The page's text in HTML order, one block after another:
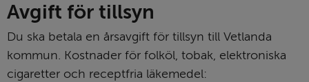
Avgift för tillsyn
Du ska betala en årsavgift för tillsyn till Vetlanda
kommun. Kostnader för folköl, tobak, elektroniska
cigaretter och receptfria läkemedel: